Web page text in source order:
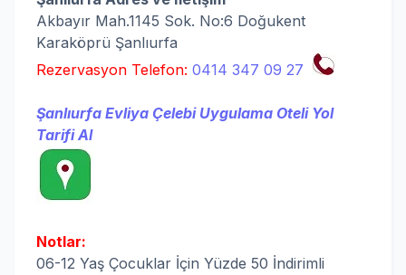
Akbayır Mah.1145 Sok. No:6 Doğukent
Karaköprü Şanlıurfa
Rezervasyon Telefon: 0414 347 09 27
Şanlıurfa Evliya Çelebi Uygulama Oteli Yol
Tarifi Al
Notlar:
06-12 Yaş Çocuklar İçin Yüzde 50 İndirimli